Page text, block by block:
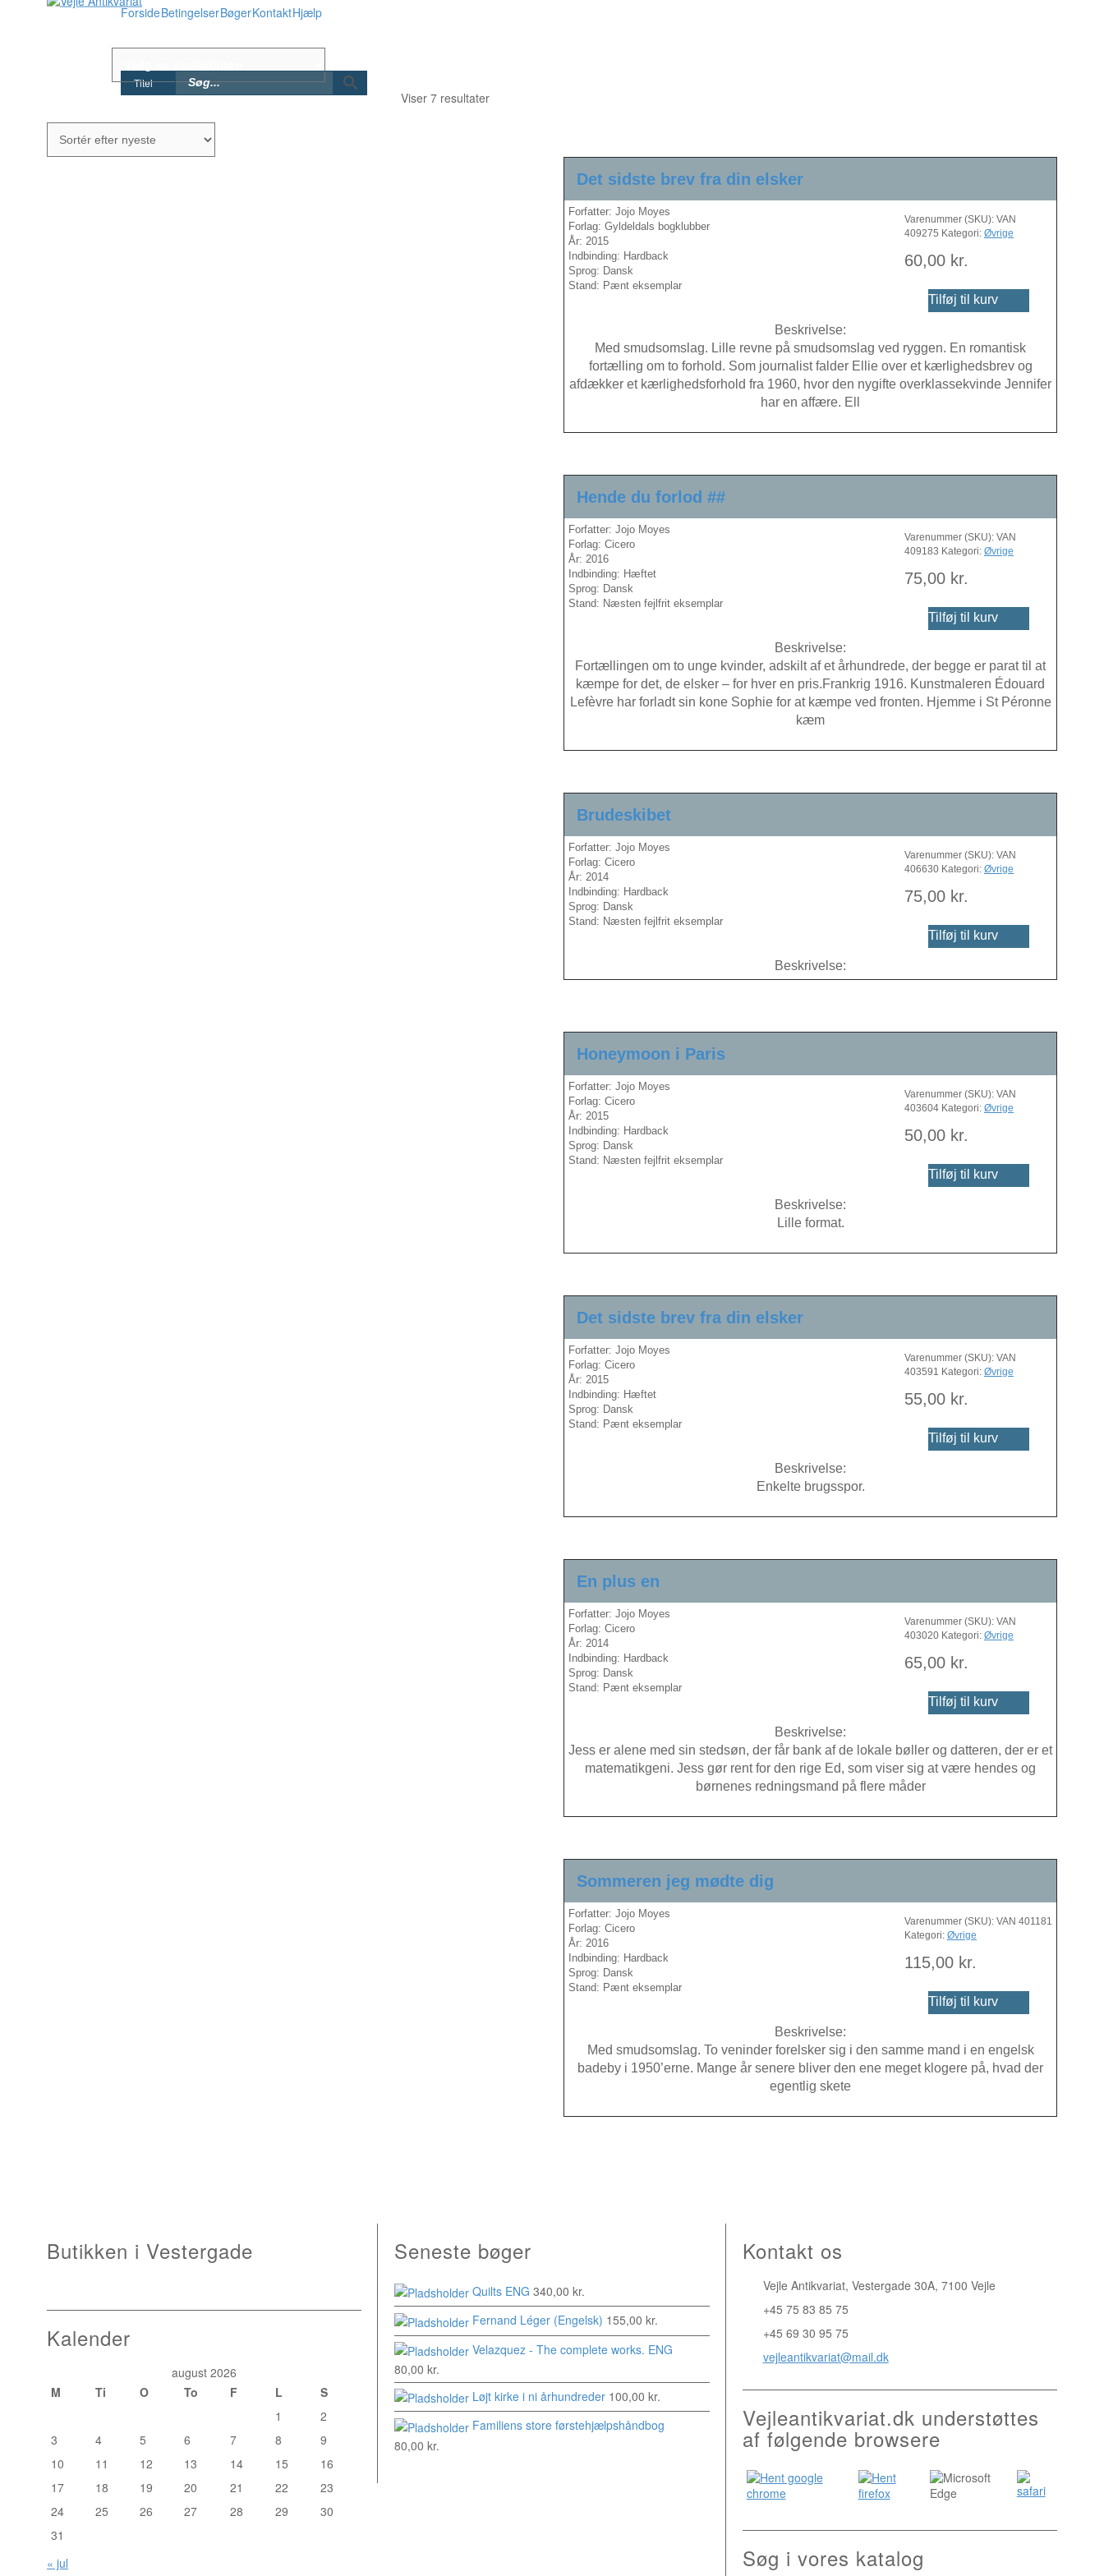
Titel
ForsideBetingelserBøgerKontaktHjælp
Viser 7 resultaterSorteret
Det sidste brev fra din elsker
Forfatter: Jojo Moyes
Forlag: Gyldeldals bogklubber
År: 2015
Indbinding: Hardback
Sprog: Dansk
Stand: Pænt eksemplar
Varenummer (SKU): VAN
409275 Kategori: Øvrige
60,00 kr.
Tilføj til kurv
Beskrivelse:
Med smudsomslag. Lille revne på smudsomslag ved ryggen. En romantisk
fortælling om to forhold. Som journalist falder Ellie over et kærlighedsbrev og
afdækker et kærlighedsforhold fra 1960, hvor den nygifte overklassekvinde Jennifer
har en affære. Ell
Hende du forlod ##
Forfatter: Jojo Moyes
Forlag: Cicero
År: 2016
Indbinding: Hæftet
Sprog: Dansk
Stand: Næsten fejlfrit eksemplar
Varenummer (SKU): VAN
409183 Kategori: Øvrige
75,00 kr.
Tilføj til kurv
Beskrivelse:
Fortællingen om to unge kvinder, adskilt af et århundrede, der begge er parat til at
kæmpe for det, de elsker – for hver en pris.Frankrig 1916. Kunstmaleren Édouard
Lefèvre har forladt sin kone Sophie for at kæmpe ved fronten. Hjemme i St Péronne
kæm
Brudeskibet
Forfatter: Jojo Moyes
Forlag: Cicero
År: 2014
Indbinding: Hardback
Sprog: Dansk
Stand: Næsten fejlfrit eksemplar
Varenummer (SKU): VAN
406630 Kategori: Øvrige
75,00 kr.
Tilføj til kurv
Beskrivelse:
Honeymoon i Paris
Forfatter: Jojo Moyes
Forlag: Cicero
År: 2015
Indbinding: Hardback
Sprog: Dansk
Stand: Næsten fejlfrit eksemplar
Varenummer (SKU): VAN
403604 Kategori: Øvrige
50,00 kr.
Tilføj til kurv
Beskrivelse:
Lille format.
Det sidste brev fra din elsker
Forfatter: Jojo Moyes
Forlag: Cicero
År: 2015
Indbinding: Hæftet
Sprog: Dansk
Stand: Pænt eksemplar
Varenummer (SKU): VAN
403591 Kategori: Øvrige
55,00 kr.
Tilføj til kurv
Beskrivelse:
Enkelte brugsspor.
En plus en
Forfatter: Jojo Moyes
Forlag: Cicero
År: 2014
Indbinding: Hardback
Sprog: Dansk
Stand: Pænt eksemplar
Varenummer (SKU): VAN
403020 Kategori: Øvrige
65,00 kr.
Tilføj til kurv
Beskrivelse:
Jess er alene med sin stedsøn, der får bank af de lokale bøller og datteren, der er et
matematikgeni. Jess gør rent for den rige Ed, som viser sig at være hendes og
børnenes redningsmand på flere måder
Sommeren jeg mødte dig
Forfatter: Jojo Moyes
Forlag: Cicero
År: 2016
Indbinding: Hardback
Sprog: Dansk
Stand: Pænt eksemplar
Varenummer (SKU): VAN 401181
Kategori: Øvrige
115,00 kr.
Tilføj til kurv
Beskrivelse:
Med smudsomslag. To veninder forelsker sig i den samme mand i en engelsk
badeby i 1950’erne. Mange år senere bliver den ene meget klogere på, hvad der
egentlig skete
Butikken i Vestergade
Kalender
august 2026
M
Ti O To F L
S
1
2
3
4 5 6 7 8
9
10
11 12 13 14 15
16
17
18 19 20 21 22
23
24
25 26 27 28 29
30
31
« jul
Seneste bøger
Quilts ENG 340,00kr.
Fernand Léger (Engelsk) 155,00kr.
Velazquez - The complete works. ENG
80,00kr.
Løjt kirke i ni århundreder 100,00kr.
Familiens store førstehjælpshåndbog
80,00kr.
Kontakt os
Vejle Antikvariat, Vestergade 30A, 7100 Vejle
+45 75 83 85 75
+45 69 30 95 75
vejleantikvariat@mail.dk
Vejleantikvariat.dk understøttes
af følgende browsere
Søg i vores katalog